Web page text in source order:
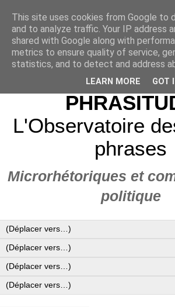
L'Observatoire
phrases
Microrhétoriques et
politique
This site uses cookies from Google to
and to analyze traffic. Your IP address
shared with Google along with
metrics to ensure quality of service,
statistics, and to detect and address
LEARN MORE GOT